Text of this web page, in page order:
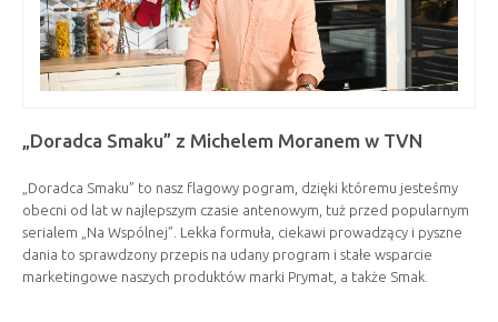
„Doradca Smaku” z Michelem Moranem w TVN
„Doradca Smaku” to nasz flagowy pogram, dzięki któremu jesteśmy
obecni od lat w najlepszym czasie antenowym, tuż przed popularnym
serialem „Na Wspólnej”. Lekka formuła, ciekawi prowadzący i pyszne
dania to sprawdzony przepis na udany program i stałe wsparcie
marketingowe naszych produktów marki Prymat, a także Smak.